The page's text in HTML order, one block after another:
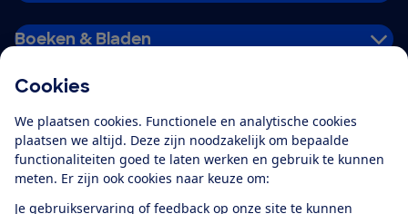
Cookies
We plaatsen cookies. Functionele en analytische cookies
plaatsen we altijd. Deze zijn noodzakelijk om bepaalde
functionaliteiten goed te laten werken en gebruik te kunnen
meten. Er zijn ook cookies naar keuze om:
Je gebruikservaring of feedback op onze site te kunnen
Boeken & Bladen
Alles over de